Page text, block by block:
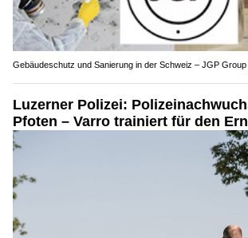
Gebäudeschutz und Sanierung in der Schweiz – JGP Group
Luzerner Polizei:
Pfoten – Varro trainiert für den